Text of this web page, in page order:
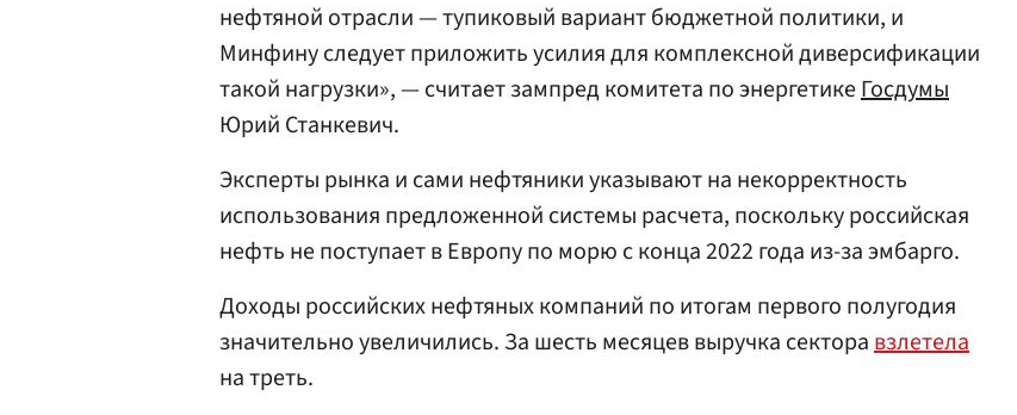
нефтяной отрасли — тупиковый вариант бюджетной политики, и
Минфину следует приложить усилия для комплексной диверсификации
такой нагрузки», — считает зампред комитета по энергетикеГосдумы
Юрий Станкевич.
Эксперты рынка и сами нефтяники указывают на некорректность
использования предложенной системы расчета, поскольку российская
нефть не поступает в Европу по морю с конца 2022 года из-за эмбарго.
Доходы российских нефтяных компаний по итогам первого полугодия
значительно увеличились. За шесть месяцев выручка секторавзлетела
на треть.